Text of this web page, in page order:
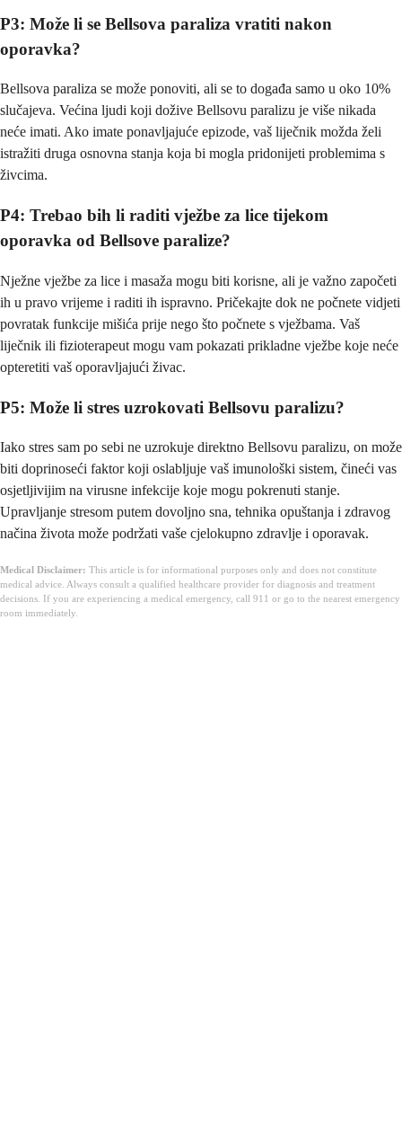
P3: Može li se Bellsova paraliza vratiti nakon
oporavka?
Bellsova paraliza se može ponoviti, ali se to događa samo u oko 10%
slučajeva. Većina ljudi koji dožive Bellsovu paralizu je više nikada
neće imati. Ako imate ponavljajuće epizode, vaš liječnik možda želi
istražiti druga osnovna stanja koja bi mogla pridonijeti problemima s
živcima.
P4: Trebao bih li raditi vježbe za lice tijekom
oporavka od Bellsove paralize?
Nježne vježbe za lice i masaža mogu biti korisne, ali je važno započeti
ih u pravo vrijeme i raditi ih ispravno. Pričekajte dok ne počnete vidjeti
povratak funkcije mišića prije nego što počnete s vježbama. Vaš
liječnik ili fizioterapeut mogu vam pokazati prikladne vježbe koje neće
opteretiti vaš oporavljajući živac.
P5: Može li stres uzrokovati Bellsovu paralizu?
Iako stres sam po sebi ne uzrokuje direktno Bellsovu paralizu, on može
biti doprinoseći faktor koji oslabljuje vaš imunološki sistem, čineći vas
osjetljivijim na virusne infekcije koje mogu pokrenuti stanje.
Upravljanje stresom putem dovoljno sna, tehnika opuštanja i zdravog
načina života može podržati vaše cjelokupno zdravlje i oporavak.
Medical Disclaimer: This article is for informational purposes only and does not constitute
medical advice. Always consult a qualified healthcare provider for diagnosis and treatment
decisions. If you are experiencing a medical emergency, call 911 or go to the nearest emergency
room immediately.